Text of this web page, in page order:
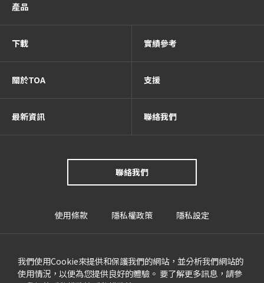
我們使用Cookie來提供和保護我們的網站，並分析我們網站的
使用情況，以便為您提供良好的體驗。 要了解更多訊息，請參
產品
下載 實績參考
關於TOA 支援
最新資訊 聯絡我們
聯絡我們
使用條款 隱私權政策 隱私設定